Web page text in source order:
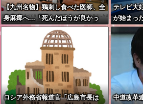
【九州名物】鶏刺し食べた医師、全
身麻痺へ…「死んだほうが良かっ
た」
テレビ大
が始まっ
ロシア外務省報道官「広島市長は
中道改革